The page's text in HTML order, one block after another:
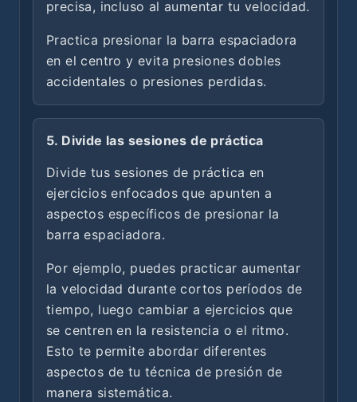
precisa, incluso al aumentar tu velocidad.
Practica presionar la barra espaciadora
en el centro y evita presiones dobles
accidentales o presiones perdidas.
5. Divide las sesiones de práctica
Divide tus sesiones de práctica en
ejercicios enfocados que apunten a
aspectos específicos de presionar la
barra espaciadora.
Por ejemplo, puedes practicar aumentar
la velocidad durante cortos períodos de
tiempo, luego cambiar a ejercicios que
se centren en la resistencia o el ritmo.
Esto te permite abordar diferentes
aspectos de tu técnica de presión de
manera sistemática.